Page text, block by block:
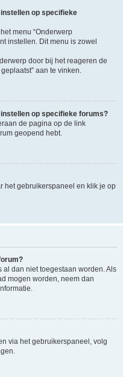
op specifieke
menu “Onderwerp
instellen. Dit menu is zowel
door bij het reageren de
aan te vinken.
op specifieke forums?
de pagina op de link
geopend hebt.
het gebruikerspaneel en klik je op
dan niet toegestaan worden. Als
mogen worden, neem dan
via het gebruikerspaneel, volg